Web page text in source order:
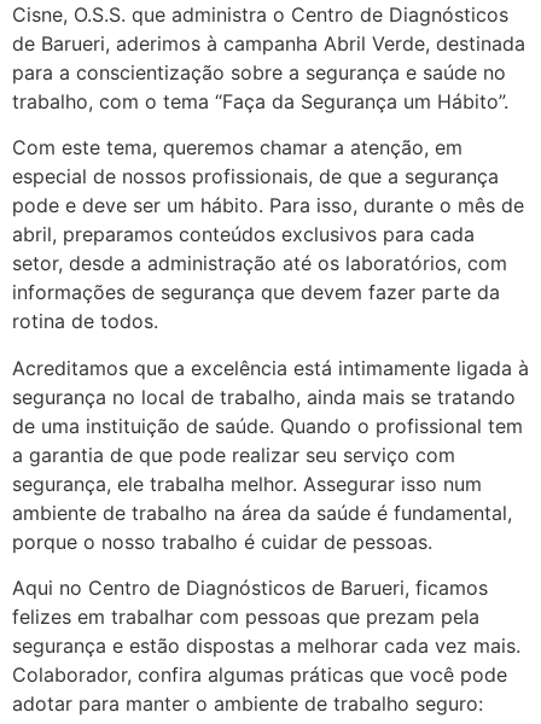
Cisne, O.S.S. que administra o Centro de Diagnósticos
de Barueri, aderimos à campanha Abril Verde, destinada
para a conscientização sobre a segurança e saúde no
trabalho, com o tema “Faça da Segurança um Hábito”.
Com este tema, queremos chamar a atenção, em
especial de nossos profissionais, de que a segurança
pode e deve ser um hábito. Para isso, durante o mês de
abril, preparamos conteúdos exclusivos para cada
setor, desde a administração até os laboratórios, com
informações de segurança que devem fazer parte da
rotina de todos.
Acreditamos que a excelência está intimamente ligada à
segurança no local de trabalho, ainda mais se tratando
de uma instituição de saúde. Quando o profissional tem
a garantia de que pode realizar seu serviço com
segurança, ele trabalha melhor. Assegurar isso num
ambiente de trabalho na área da saúde é fundamental,
porque o nosso trabalho é cuidar de pessoas.
Aqui no Centro de Diagnósticos de Barueri, ficamos
felizes em trabalhar com pessoas que prezam pela
segurança e estão dispostas a melhorar cada vez mais.
Colaborador, confira algumas práticas que você pode
adotar para manter o ambiente de trabalho seguro: